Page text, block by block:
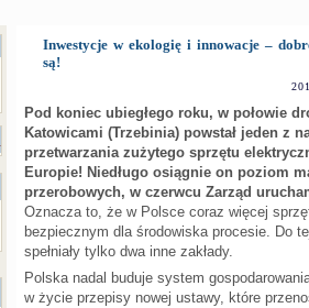
Inwestycje w ekologię i innowacje –
są!
Pod koniec ubiegłego roku, w połowie
Katowicami (Trzebinia) powstał jeden z
przetwarzania zużytego sprzętu
Europie! Niedługo osiągnie on poziom
przerobowych, w czerwcu Zarząd
Oznacza to, że w Polsce coraz więcej
bezpiecznym dla środowiska procesie. Do
spełniały tylko dwa inne zakłady.
Polska nadal buduje system
w życie przepisy nowej ustawy, które